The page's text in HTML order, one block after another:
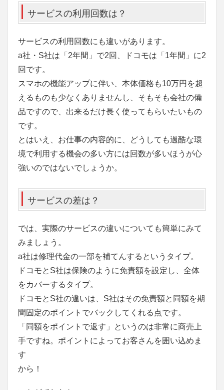
サービスの利用回数は？
サービスの利用回数にも違いがあります。
a社・S社は「2年間」で2回、ドコモは「1年間」に2
回です。
スマホの機能アップに伴い、本体価格も10万円を超
えるものも少なくありませんし、そもそも会社の備
品ですので、出来るだけ長く使ってもらいたいもの
です。
とはいえ、お仕事の内容的に、どうしても過酷な環
境で利用する機会の多い方には回数が多いほうが心
強いのではないでしょうか。
サービスの差は？
では、実際のサービスの違いについても簡単にみて
みましょう。
a社は修理代金の一部を補てんするというタイプ。
ドコモとS社は保険のように免責額を設定し、全体
をカバーするタイプ。
ドコモとS社の違いは、S社はその免責額と同額を期
間固定のポイントでバックしてくれる点です。
「同額をポイントで返す」というのは非常に商売上
手ですね。ポイントによってお客さんを囲い込めま
す
から！